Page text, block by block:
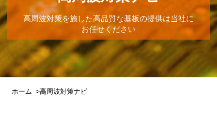
高周波対策を施した高品質な基板の提供は当社に
お任せください
ホーム 高周波対策ナビ